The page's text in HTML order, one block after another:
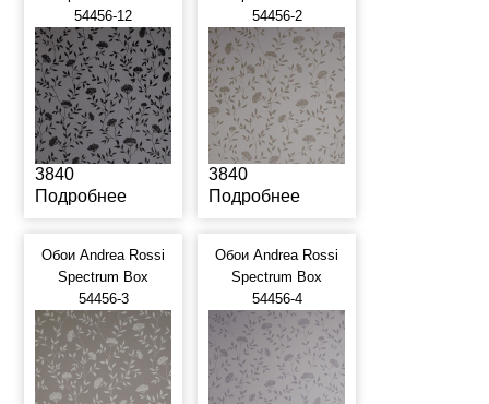
54456-12
3840
Подробнее
54456-2
3840
Подробнее
Обои Andrea Rossi
Spectrum Box
54456-3
Обои Andrea Rossi
Spectrum Box
54456-4